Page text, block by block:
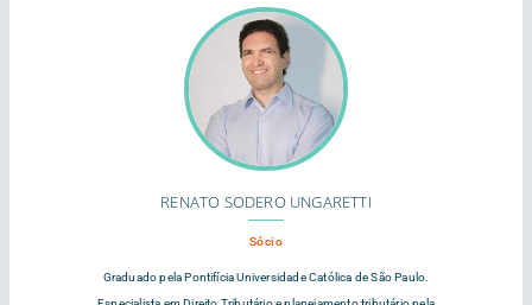
RENATO SODERO UNGARETTI
Sócio
Graduado pela Pontifícia Universidade Católica de São Paulo.